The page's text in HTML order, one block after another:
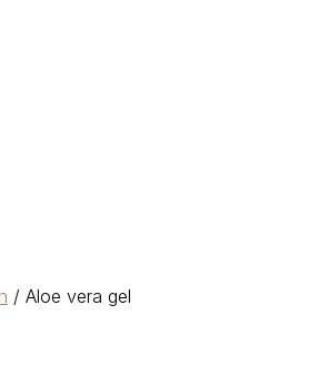
/ Aloe vera gel